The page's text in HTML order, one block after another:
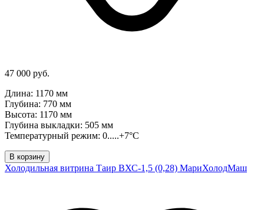
47 000 руб.
Длина: 1170 мм
Глубина: 770 мм
Высота: 1170 мм
Глубина выкладки: 505 мм
Температурный режим: 0.....+7°C
В корзину
Холодильная витрина Таир ВХС-1,5 (0,28) МариХолодМаш